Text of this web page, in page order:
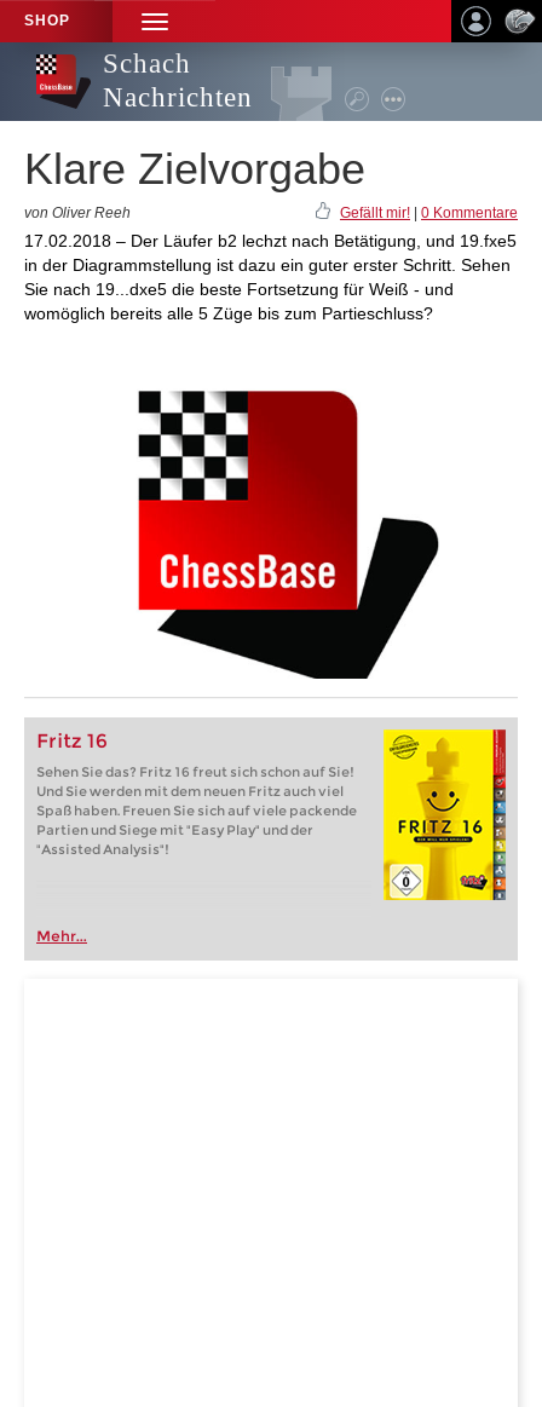
SHOP
TOGGLE
NAVIGATION
Schach
Nachrichten
Klare Zielvorgabe
von Oliver Reeh Gefällt mir! 0 Kommentare
17.02.2018 – Der Läufer b2 lechzt nach Betätigung, und 19.fxe5
in der Diagrammstellung ist dazu ein guter erster Schritt. Sehen
Sie nach 19...dxe5 die beste Fortsetzung für Weiß - und
womöglich bereits alle 5 Züge bis zum Partieschluss?
Fritz 16
Sehen Sie das? Fritz 16 freut sich schon auf Sie!
Und Sie werden mit dem neuen Fritz auch viel
Spaß haben. Freuen Sie sich auf viele packende
Partien und Siege mit "Easy Play" und der
"Assisted Analysis"!
Mehr...